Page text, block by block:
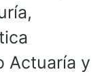
Actuaría y